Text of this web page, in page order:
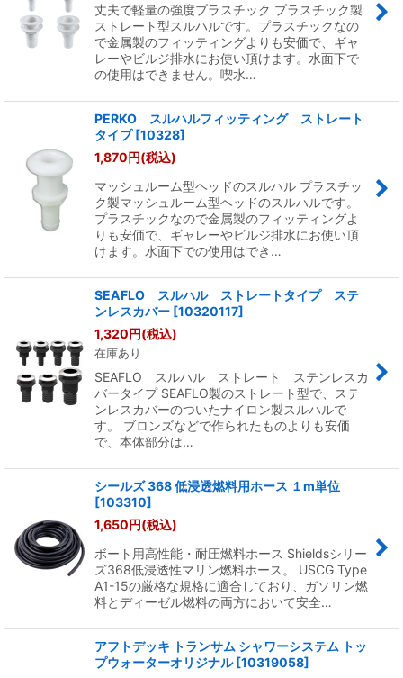
丈夫で軽量の強度プラスチック プラスチック製
ストレート型スルハルです。プラスチックなの
で金属製のフィッティングよりも安価で、ギャ
レーやビルジ排水にお使い頂けます。水面下で
の使用はできません。喫水…
PERKO スルハルフィッティング ストレート
タイプ [10328]
1,870円(税込)
マッシュルーム型ヘッドのスルハル プラスチッ
ク製マッシュルーム型ヘッドのスルハルです。
プラスチックなので金属製のフィッティングよ
りも安価で、ギャレーやビルジ排水にお使い頂
けます。水面下での使用はでき…
SEAFLO スルハル ストレートタイプ ステ
ンレスカバー [10320117]
1,320円(税込)
在庫あり
SEAFLO スルハル ストレート ステンレスカ
バータイプ SEAFLO製のストレート型で、ステ
ンレスカバーのついたナイロン製スルハルで
す。 ブロンズなどで作られたものよりも安価
で、本体部分は…
シールズ 368 低浸透燃料用ホース １m単位
[103310]
1,650円(税込)
ボート用高性能・耐圧燃料ホース Shieldsシリー
ズ368低浸透性マリン燃料ホース。 USCG Type
A1-15の厳格な規格に適合しており、ガソリン燃
料とディーゼル燃料の両方において安全…
アフトデッキ トランサム シャワーシステム トッ
プウォーターオリジナル [10319058]